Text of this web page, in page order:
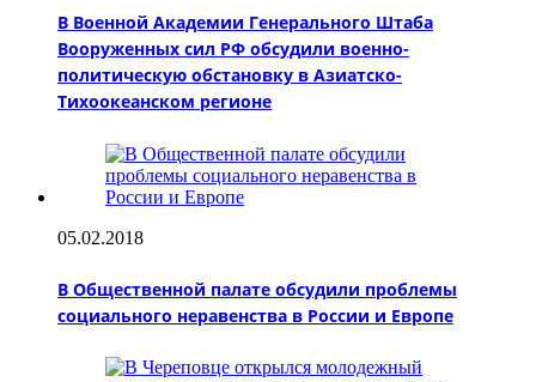
В Военной Академии Генерального Штаба
Вооруженных сил РФ обсудили военно-
политическую обстановку в Азиатско-
Тихоокеанском регионе
05.02.2018
В Общественной палате обсудили проблемы
социального неравенства в России и Европе